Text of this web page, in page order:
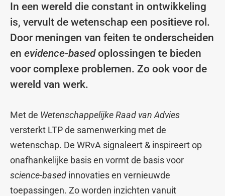
In een wereld die constant in ontwikkeling
is, vervult de wetenschap een positieve rol.
Door meningen van feiten te onderscheiden
en evidence-basedoplossingen te bieden
voor complexe problemen. Zo ook voor de
wereld van werk.
Met de Wetenschappelijke Raad van Advies
versterkt LTP de samenwerking met de
wetenschap. De WRvA signaleert & inspireert op
onafhankelijke basis en vormt de basis voor
science-based innovaties en vernieuwde
toepassingen. Zo worden inzichten vanuit